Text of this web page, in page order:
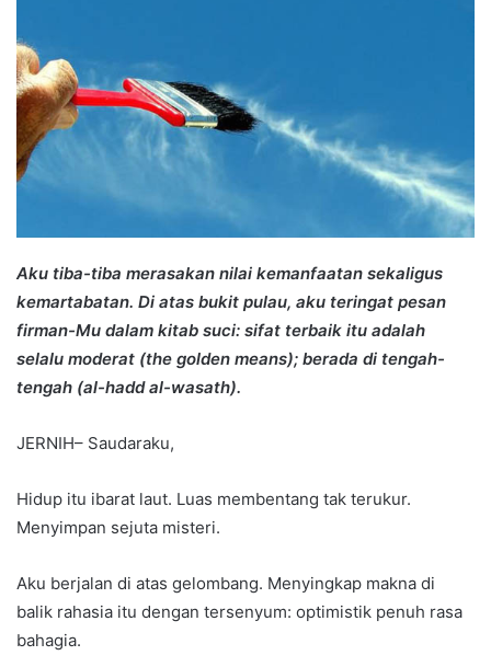
Aku tiba-tiba merasakan nilai kemanfaatan sekaligus
kemartabatan. Di atas bukit pulau, aku teringat pesan
firman-Mu dalam kitab suci: sifat terbaik itu adalah
selalu moderat (the golden means); berada di tengah-
tengah (al-hadd al-wasath).
JERNIH– Saudaraku,
Hidup itu ibarat laut. Luas membentang tak terukur.
Menyimpan sejuta misteri.
Aku berjalan di atas gelombang. Menyingkap makna di
balik rahasia itu dengan tersenyum: optimistik penuh rasa
bahagia.